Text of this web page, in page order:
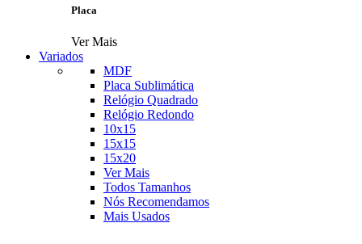
Placa
Ver Mais
Variados
MDF
Placa Sublimática
Relógio Quadrado
Relógio Redondo
10x15
15x15
15x20
Ver Mais
Todos Tamanhos
Nós Recomendamos
Mais Usados